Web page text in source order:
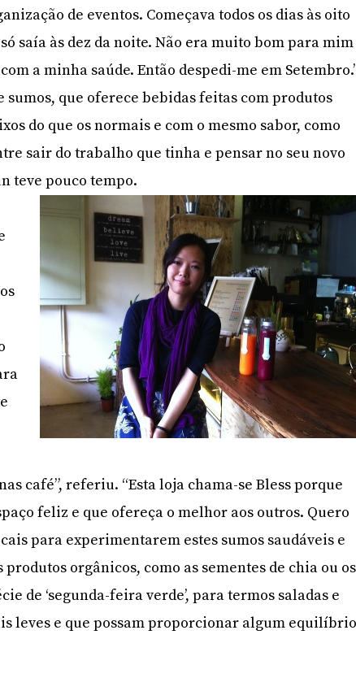
de eventos. Começava todos os dias às oito
saía às dez da noite. Não era muito bom para mim
a minha saúde. Então despedi-me em
sumos, que oferece bebidas feitas com produtos
do que os normais e com o mesmo sabor, como
sair do trabalho que tinha e pensar no seu novo
teve pouco tempo.
café”, referiu. “Esta loja chama-se Bless porque
feliz e que ofereça o melhor aos outros. Quero
para experimentarem estes sumos saudáveis e
orgânicos, como as sementes de chia ou os
de ‘segunda-feira verde’, para termos saladas e
leves e que possam proporcionar algum